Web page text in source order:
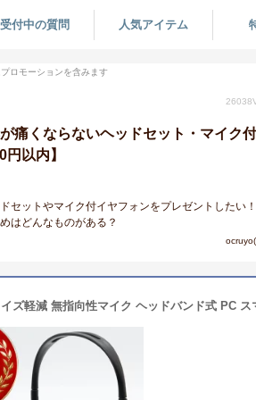
受付中の質問 人気アイテム
ロモーションを含みます
26038
痛くならないヘッドセット・マイク
以内】
セットやマイク付イヤフォンをプレゼントしたい
はどんなものがある？